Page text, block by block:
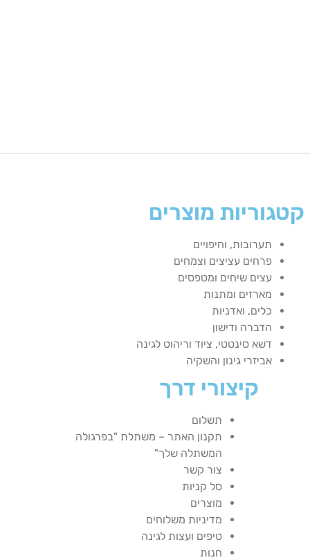
קטגוריות מוצרים
תערובות, וחיפויים
פרחים עציצים וצמחים
עצים שיחים ומטפסים
מארזים ומתנות
כלים, ואדניות
הדברה ודישון
דשא סינטטי, ציוד וריהוט לגינה
אביזרי גינון והשקיה
קיצורי דרך
תשלום
תקנון האתר – משתלת "בפרגולה
המשתלה שלך"
צור קשר
סל קניות
מוצרים
מדיניות משלוחים
טיפים ועצות לגינה
חנות